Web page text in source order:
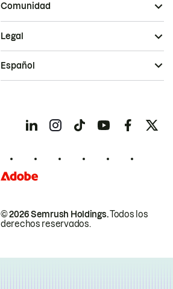
Comunidad
© 2026 Semrush Holdings.Todos los
derechos reservados.
Legal
Español